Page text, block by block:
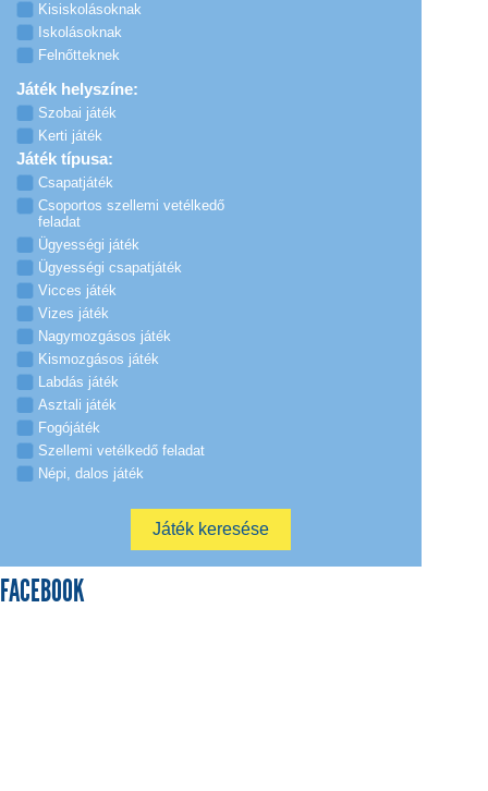
Kisiskolásoknak
Iskolásoknak
Felnőtteknek
Játék helyszíne:
Szobai játék
Kerti játék
Játék típusa:
Csapatjáték
Csoportos szellemi vetélkedő
feladat
Ügyességi játék
Ügyességi csapatjáték
Vicces játék
Vizes játék
Nagymozgásos játék
Kismozgásos játék
Labdás játék
Asztali játék
Fogójáték
Szellemi vetélkedő feladat
Népi, dalos játék
FACEBOOK